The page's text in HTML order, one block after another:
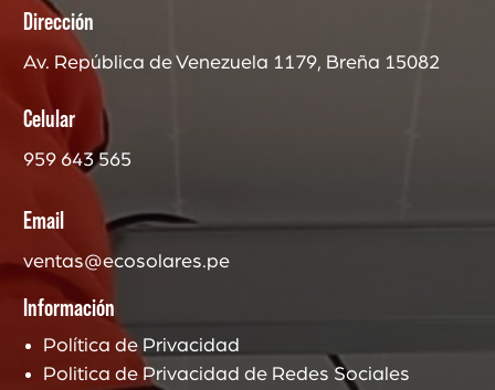
Dirección
Av. República de Venezuela 1179, Breña 15082
Celular
959 643 565
Email
ventas@ecosolares.pe
Información
Política de Privacidad
Politica de Privacidad de Redes Sociales